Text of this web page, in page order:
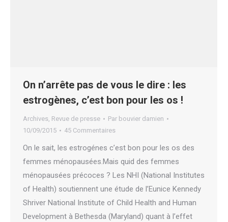
On n’arrête pas de vous le dire : les
estrogènes, c’est bon pour les os !
Archives, Revue de presse Par bouvier damien
10/09/2015
45 Commentaires
On le sait, les estrogénes c’est bon pour les os des
femmes ménopausées.Mais quid des femmes
ménopausées précoces ? Les NHI (National Institutes
of Health) soutiennent une étude de l’Eunice Kennedy
Shriver National Institute of Child Health and Human
Development à Bethesda (Maryland) quant à l’effet